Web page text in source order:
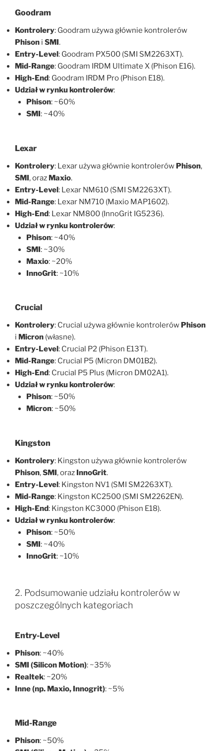
Goodram
Kontrolery: Goodram używa głównie kontrolerów
Phison i SMI.
Entry-Level: Goodram PX500 (SMI SM2263XT).
Mid-Range: Goodram IRDM Ultimate X (Phison E16).
High-End: Goodram IRDM Pro (Phison E18).
Udział w rynku kontrolerów:
Phison: ~60%
SMI: ~40%
Lexar
Kontrolery: Lexar używa głównie kontrolerów Phison,
SMI, oraz Maxio.
Entry-Level: Lexar NM610 (SMI SM2263XT).
Mid-Range: Lexar NM710 (Maxio MAP1602).
High-End: Lexar NM800 (InnoGrit IG5236).
Udział w rynku kontrolerów:
Phison: ~40%
SMI: ~30%
Maxio: ~20%
InnoGrit: ~10%
Crucial
Kontrolery: Crucial używa głównie kontrolerów Phison
i Micron (własne).
Entry-Level: Crucial P2 (Phison E13T).
Mid-Range: Crucial P5 (Micron DM01B2).
High-End: Crucial P5 Plus (Micron DM02A1).
Udział w rynku kontrolerów:
Phison: ~50%
Micron: ~50%
Kingston
Kontrolery: Kingston używa głównie kontrolerów
Phison,SMI, oraz InnoGrit.
Entry-Level: Kingston NV1 (SMI SM2263XT).
Mid-Range: Kingston KC2500 (SMI SM2262EN).
High-End: Kingston KC3000 (Phison E18).
Udział w rynku kontrolerów:
Phison: ~50%
SMI: ~40%
InnoGrit: ~10%
2. Podsumowanie udziału kontrolerów w
poszczególnych kategoriach
Entry-Level
Phison: ~40%
SMI (Silicon Motion): ~35%
Realtek: ~20%
Inne (np. Maxio, Innogrit): ~5%
Mid-Range
Phison: ~50%